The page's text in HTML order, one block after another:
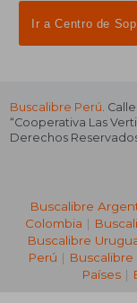
Ir a Centro de
Buscalibre Perú.
“Cooperativa Las
Derechos
Buscalibre
Colombia |
Buscalibre
Perú |
Países |